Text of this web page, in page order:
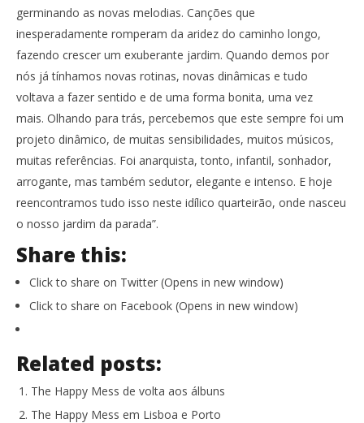
germinando as novas melodias. Canções que
inesperadamente romperam da aridez do caminho longo,
fazendo crescer um exuberante jardim. Quando demos por
nós já tínhamos novas rotinas, novas dinâmicas e tudo
voltava a fazer sentido e de uma forma bonita, uma vez
mais. Olhando para trás, percebemos que este sempre foi um
projeto dinâmico, de muitas sensibilidades, muitos músicos,
muitas referências. Foi anarquista, tonto, infantil, sonhador,
arrogante, mas também sedutor, elegante e intenso. E hoje
reencontramos tudo isso neste idílico quarteirão, onde nasceu
o nosso jardim da parada”.
Share this:
Click to share on Twitter (Opens in new window)
Click to share on Facebook (Opens in new window)
Related posts:
The Happy Mess de volta aos álbuns
The Happy Mess em Lisboa e Porto